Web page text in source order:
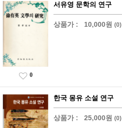
서유영 문학의 연구
상품가 : 10,000원 (0)
0
한국 몽유 소설 연구
상품가 : 25,000원 (0)